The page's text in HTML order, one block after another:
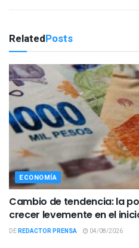
RelatedPosts
ECONOMÍA
Cambio de tendencia: la
crecer levemente en el
DEREDACTOR PRENSA 04/08/2026